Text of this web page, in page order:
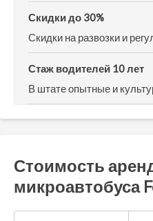
Скидки до 30%
Скидки на развозки и
Стаж водителей 10 лет
В штате опытные и
Стоимость
микроавтобуса